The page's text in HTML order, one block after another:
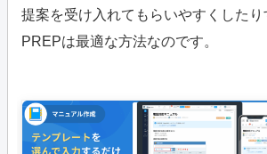
提案を受け入れてもらいやすくしたり
PREPは最適な方法なのです。